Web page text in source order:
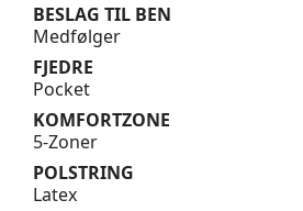
BESLAG TIL BEN
Medfølger
FJEDRE
Pocket
KOMFORTZONE
5-Zoner
POLSTRING
Latex